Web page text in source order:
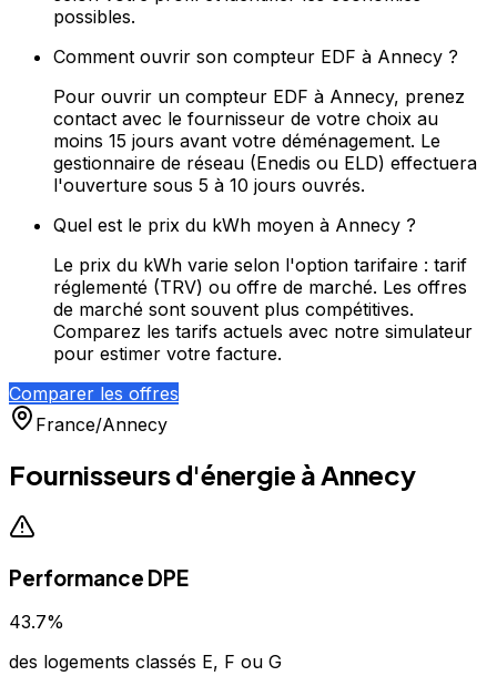
possibles.
Comment ouvrir son compteur EDF à Annecy ?
Pour ouvrir un compteur EDF à Annecy, prenez
contact avec le fournisseur de votre choix au
moins 15 jours avant votre déménagement. Le
gestionnaire de réseau (Enedis ou ELD) effectuera
l'ouverture sous 5 à 10 jours ouvrés.
Quel est le prix du kWh moyen à Annecy ?
Le prix du kWh varie selon l'option tarifaire : tarif
réglementé (TRV) ou offre de marché. Les offres
de marché sont souvent plus compétitives.
Comparez les tarifs actuels avec notre simulateur
pour estimer votre facture.
Comparer les offres
France/Annecy
Fournisseurs d'énergie à Annecy
Performance DPE
43.7%
des logements classés E, F ou G